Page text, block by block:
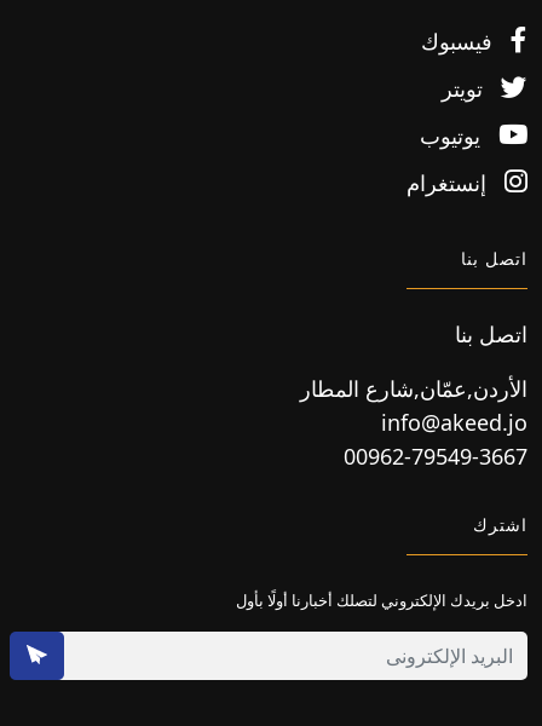
فيسبوك
تويتر
يوتيوب
إنستغرام
اتصل بنا
اتصل بنا
الأردن,عمّان,شارع المطار
info@akeed.jo
00962-79549-3667
اشترك
ادخل بريدك الإلكتروني لتصلك أخبارنا أولًا بأول